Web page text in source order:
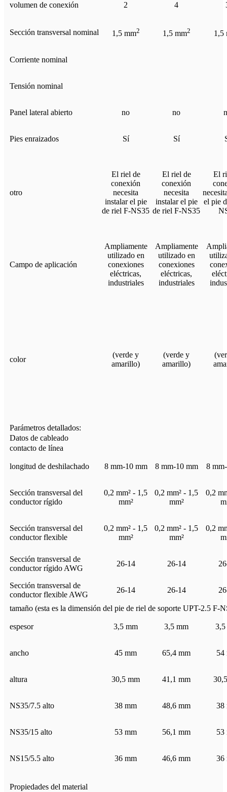
volumen de conexión 2 4
Sección transversal nominal 1,5 mm2 1,5 mm2 1,5
Corriente nominal
Tensión nominal
Panel lateral abierto no no
Pies enraizados Sí Sí
otro
El riel de
conexión
necesita
instalar el pie
de riel F-NS35
El riel de
conexión
necesita
instalar el pie
de riel F-NS35
El
el pie
Campo de aplicación
Ampliamente
utilizado en
conexiones
eléctricas,
industriales
Ampliamente
utilizado en
conexiones
eléctricas,
industriales
color
(verde y
amarillo)
(verde y
amarillo)
Parámetros detallados:
Datos de cableado
contacto de línea
longitud de deshilachado 8 mm-10 mm 8 mm-10 mm 8
Sección transversal del
conductor rígido
0,2 mm² - 1,5
mm²
0,2 mm² - 1,5
mm²
0,2
Sección transversal del
conductor flexible
0,2 mm² - 1,5
mm²
0,2 mm² - 1,5
mm²
0,2
Sección transversal de
conductor rígido AWG
26-14 26-14
Sección transversal de
conductor flexible AWG
26-14 26-14
tamaño (esta es la dimensión del pie de riel de soporte UPT-2.5 F-
espesor 3,5 mm 3,5 mm 3,5
ancho 45 mm 65,4 mm 54
altura 30,5 mm 41,1 mm
NS35/7.5 alto 38 mm 48,6 mm 38
NS35/15 alto 53 mm 56,1 mm 53
NS15/5.5 alto 36 mm 46,6 mm 36
Propiedades del material